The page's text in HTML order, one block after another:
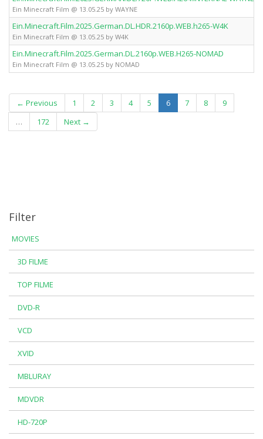
Ein Minecraft Film @ 13.05.25 by WAYNE
Ein.Minecraft.Film.2025.German.DL.HDR.2160p.WEB.h265-W4K
Ein Minecraft Film @ 13.05.25 by W4K
Ein.Minecraft.Film.2025.German.DL.2160p.WEB.H265-NOMAD
Ein Minecraft Film @ 13.05.25 by NOMAD
← Previous 1 2 3 4 5 6(current)
7 8
9
…
172 Next →
Filter
MOVIES
3D FILME
TOP FILME
DVD-R
VCD
XVID
MBLURAY
MDVDR
HD-720P